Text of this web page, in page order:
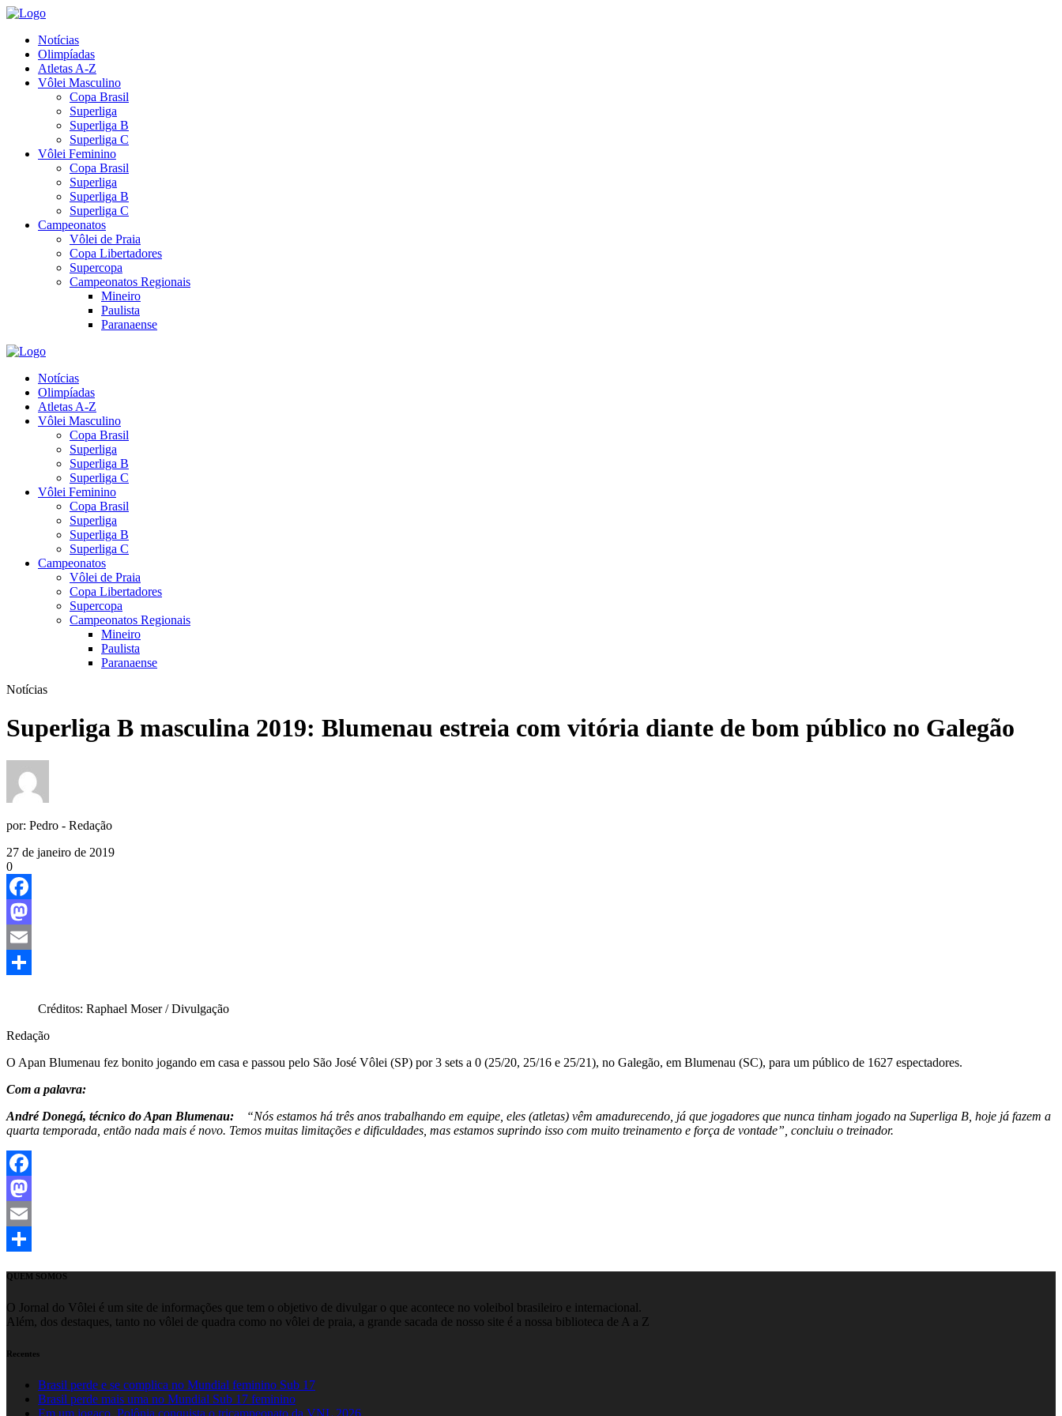
Notícias
Olimpíadas
Atletas A-Z
Vôlei Masculino
Copa Brasil
Superliga
Superliga B
Superliga C
Vôlei Feminino
Copa Brasil
Superliga
Superliga B
Superliga C
Campeonatos
Vôlei de Praia
Copa Libertadores
Supercopa
Campeonatos Regionais
Mineiro
Paulista
Paranaense
Notícias
Olimpíadas
Atletas A-Z
Vôlei Masculino
Copa Brasil
Superliga
Superliga B
Superliga C
Vôlei Feminino
Copa Brasil
Superliga
Superliga B
Superliga C
Campeonatos
Vôlei de Praia
Copa Libertadores
Supercopa
Campeonatos Regionais
Mineiro
Paulista
Paranaense
Notícias
Superliga B masculina 2019: Blumenau estreia com vitória diante de bom público no Galegão
por: Pedro - Redação
27 de janeiro de 2019
0
Facebook
Mastodon
Email
Créditos: Raphael Moser / Divulgação
Redação
O Apan Blumenau fez bonito jogando em casa e passou pelo São José Vôlei (SP) por 3 sets a 0 (25/20, 25/16 e 25/21), no Galegão, em Blumenau (SC), para um público de 1627 espectadores.
Com a palavra:
André Donegá, técnico do Apan Blumenau:
“Nós estamos há três anos trabalhando em equipe, eles (atletas) vêm amadurecendo, já que jogadores que nunca tinham jogado na Superliga B, hoje já fazem a
quarta temporada, então nada mais é novo. Temos muitas limitações e dificuldades, mas estamos suprindo isso com muito treinamento e força de vontade”, concluiu o treinador.
Facebook
Mastodon
Email
QUEM SOMOS
O Jornal do Vôlei é um site de informações que tem o objetivo de divulgar o que acontece no voleibol brasileiro e internacional.
Além, dos destaques, tanto no vôlei de quadra como no vôlei de praia, a grande sacada de nosso site é a nossa biblioteca de A a Z
Recentes
Brasil perde e se complica no Mundial feminino Sub 17
Brasil perde mais uma no Mundial Sub 17 feminino
Em um jogaço, Polônia conquista o tricampeonato da VNL 2026